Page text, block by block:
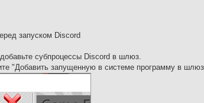
запуском Discord
субпроцессы Discord в шлюз.
"Добавить запущенную в системе программу в